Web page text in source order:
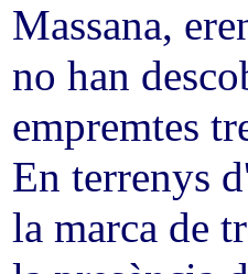
Massana,
no han
empremtes
En terrenys
la marca de